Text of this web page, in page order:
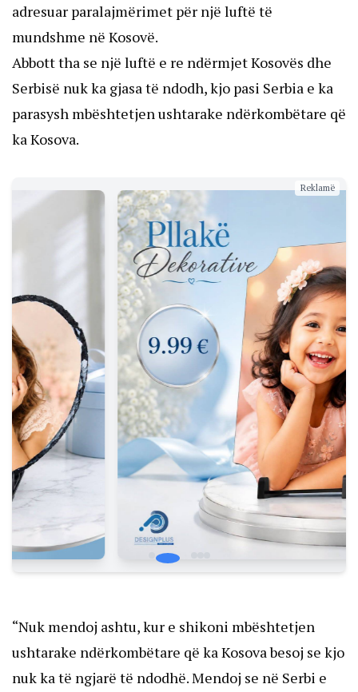
adresuar paralajmërimet për një luftë të
mundshme në Kosovë.
Abbott tha se një luftë e re ndërmjet Kosovës dhe
Serbisë nuk ka gjasa të ndodh, kjo pasi Serbia e ka
parasysh mbështetjen ushtarake ndërkombëtare që
ka Kosova.
Reklamë
“Nuk mendoj ashtu, kur e shikoni mbështetjen
ushtarake ndërkombëtare që ka Kosova besoj se kjo
nuk ka të ngjarë të ndodhë. Mendoj se në Serbi e